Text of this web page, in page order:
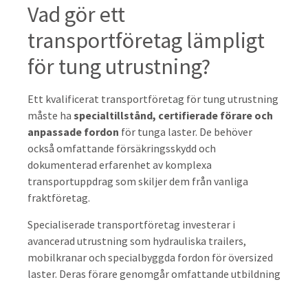
Vad gör ett
transportföretag lämpligt
för tung utrustning?
Ett kvalificerat transportföretag för tung utrustning
måste ha specialtillstånd, certifierade förare och
anpassade fordon för tunga laster. De behöver
också omfattande försäkringsskydd och
dokumenterad erfarenhet av komplexa
transportuppdrag som skiljer dem från vanliga
fraktföretag.
Specialiserade transportföretag investerar i
avancerad utrustning som hydrauliska trailers,
mobilkranar och specialbyggda fordon för översized
laster. Deras förare genomgår omfattande utbildning